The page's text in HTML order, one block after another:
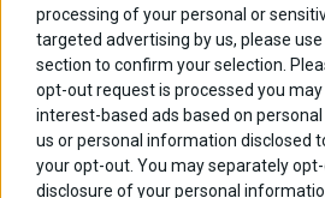
processing of your personal or
targeted advertising by us, please
section to confirm your selection.
opt-out request is processed you
interest-based ads based on
us or personal information disclosed
your opt-out. You may separately
disclosure of your personal